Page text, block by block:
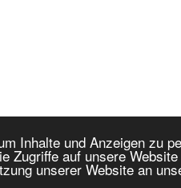
Inhalte und Anzeigen zu
Zugriffe auf unsere
unserer Website an